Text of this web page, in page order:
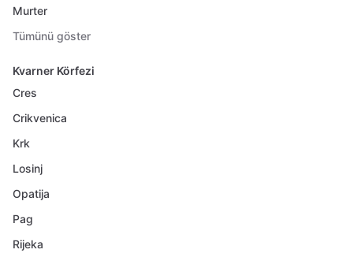
Murter
Tümünü göster
Kvarner Körfezi
Cres
Crikvenica
Krk
Losinj
Opatija
Pag
Rijeka